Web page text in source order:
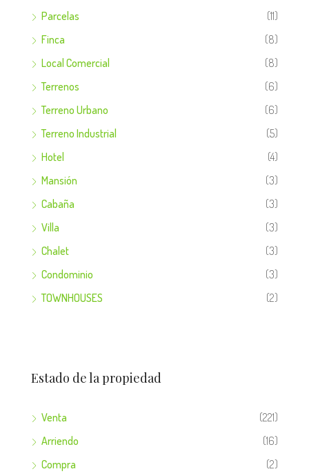
Parcelas
(11)
Finca
(8)
Local Comercial
(8)
Terrenos
(6)
Terreno Urbano
(6)
Terreno Industrial
(5)
Hotel
(4)
Mansión
(3)
Cabaña
(3)
Villa
(3)
Chalet
(3)
Condominio
(3)
TOWNHOUSES
(2)
Estado de la propiedad
Venta
(221)
Arriendo
(16)
Compra
(2)